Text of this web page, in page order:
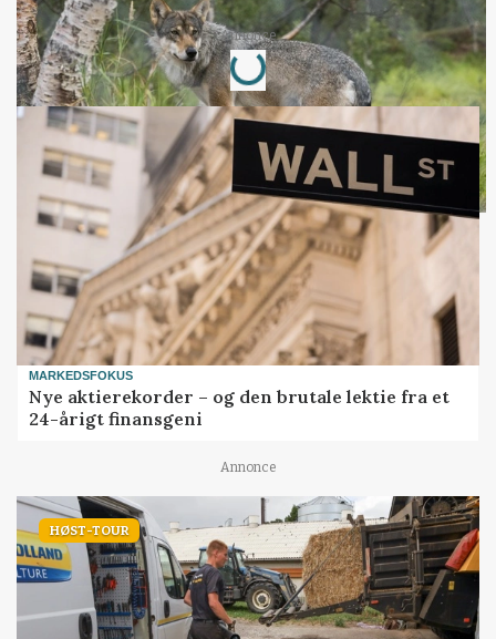
Annonce
Loading...
MARKEDSFOKUS
Nye aktierekorder – og den brutale lektie fra et
24-årigt finansgeni
Annonce
HØST-TOUR